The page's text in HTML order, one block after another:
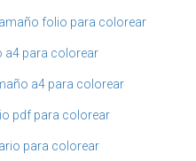
folio para colorear
a4 para colorear
a4 para colorear
pdf para colorear
para colorear